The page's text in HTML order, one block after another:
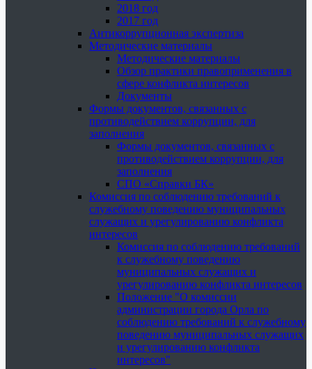
2018 год
2017 год
Антикоррупционная экспертиза
Методические материалы
Методические материалы
Обзор практики правоприменения в
сфере конфликта интересов
Документы
Формы документов, связанных с
противодействием коррупции, для
заполнения
Формы документов, связанных с
противодействием коррупции, для
заполнения
СПО «Справки БК»
Комиссия по соблюдению требований к
служебному поведению муниципальных
служащих и урегулированию конфликта
интересов
Комиссия по соблюдению требований
к служебному поведению
муниципальных служащих и
урегулированию конфликта интересов
Положение "О комиссии
администрации города Орла по
соблюдению требований к служебному
поведению муниципальных служащих
и урегулированию конфликта
интересов"